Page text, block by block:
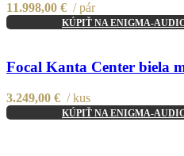
11.998,00 € pár
KÚPIŤ NA ENIGMA-
Quick view
Focal Kanta Center biela
3.249,00 € kus
KÚPIŤ NA ENIGMA-